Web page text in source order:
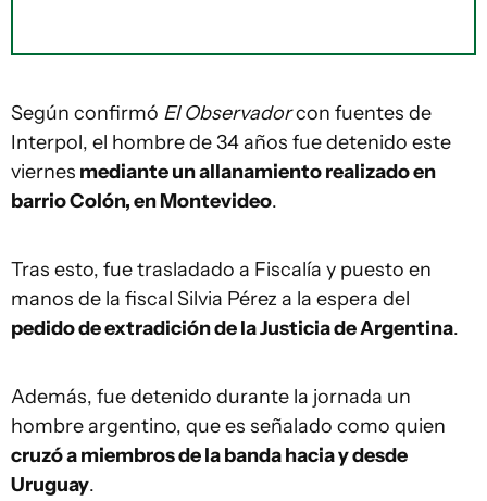
Según confirmó El Observadorcon fuentes de
Interpol, el hombre de 34 años fue detenido este
viernes mediante un allanamiento realizado en
barrio Colón, en Montevideo.
Tras esto, fue trasladado a Fiscalía y puesto en
manos de la fiscal Silvia Pérez a la espera del
pedido de extradición de la Justicia de Argentina.
Además, fue detenido durante la jornada un
hombre argentino, que es señalado como quien
cruzó a miembros de la banda hacia y desde
Uruguay.